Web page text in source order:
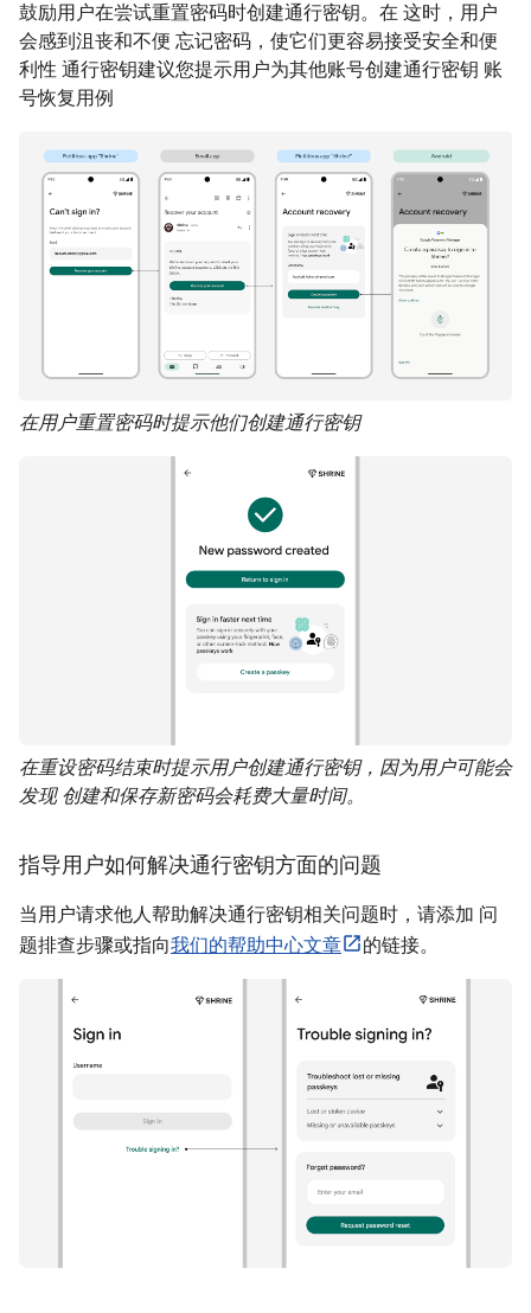
鼓励用户在尝试重置密码时创建通行密钥。在 这时，用户
会感到沮丧和不便 忘记密码，使它们更容易接受安全和便
利性 通行密钥建议您提示用户为其他账号创建通行密钥 账
号恢复用例
在用户重置密码时提示他们创建通行密钥
在重设密码结束时提示用户创建通行密钥，因为用户可能会
发现 创建和保存新密码会耗费大量时间。
指导用户如何解决通行密钥方面的问题
当用户请求他人帮助解决通行密钥相关问题时，请添加 问
题排查步骤或指向我们的帮助中心文章 的链接。